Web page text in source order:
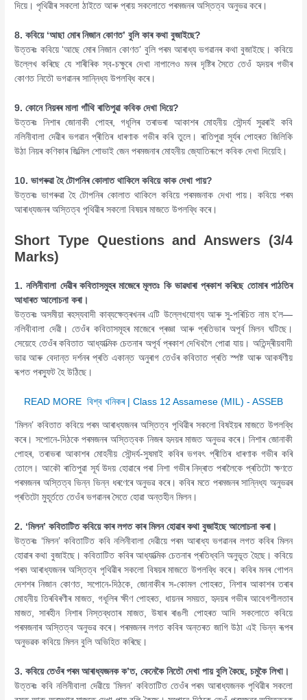
দিয়ে। পৃথিৱীৰ সকলো ঠাইতে আৰু প্ৰায় সকলোতে পৰমজনৰ অস্তিত্ব অনুভৱ কৰে।
8. কবিয়ে ‘আছা মোৰ নিজান কোণত’ বুলি কাৰ কথা বুজাইছে?
উত্তৰঃ কবিয়ে ‘আছে মোৰ নিজান কোণত’ বুলি পৰম আৰাধ্য ভগৱানৰ কথা বুজাইছে। কবিয়ে
উল্লেখ কৰিছে যে শাৰীৰিক স্ব-চক্ষুৰে দেখা নাপালেও মনৰ দৃষ্টিৰ সৈতে তেওঁ হৃদয়ৰ গভীৰ
কোণত নিতৌ ভগৱানৰ সান্নিধ্য উপলব্ধি কৰে।
9. কোনে নিয়ৰৰ মালা গাঁথি ৰাতিপুৱা কবিক দেখা দিয়ে?
উত্তৰঃ নিশাৰ জোনাকী পোহৰ, গধূলিৰ তৰাভৰা আকাশৰ মোহনীয় সৌন্দৰ্য সুৱৰাই কবি
নলিনীবালা দেৱীৰ ভগৱান প্ৰীতিৰ ধাৰণাক গভীৰ কৰি তুলে। ৰাতিপুৱা সূৰ্যৰ পোহৰত জিলিকি
উঠা নিয়ৰ কণিকাৰ জিল্মিল শোভাই জেন পৰমজনাৰ মোহনীয় জ্যোতিৰূপে কবিক দেখা দিয়েহি।
10. ভাগৰুৱা হৈ টোপনিৰ কোলাত থাকিলে কবিয়ে কাক দেখা পায়?
উত্তৰঃ ভাগৰুৱা হৈ টোপনিৰ কোলাত থাকিলে কবিয়ে পৰমজনাক দেখা পায়। কবিয়ে পৰম
আৰাধ্যজনৰ অস্তিত্ব পৃথিৱীৰ সকলো বিষয়ৰ মাজতে উপলব্ধি কৰে।
Short Type Questions and Answers (3/4
Marks)
1. নলিনীবালা দেৱীৰ কবিতাসমুহৰ মাজেৰে মূলতঃ কি ভাৱধাৰা প্ৰকাশ কৰিছে তোমাৰ পাঠতিৰ
আধাৰত আলোচনা কৰা।
উত্তৰঃ অসমীয়া ৰহস্যবাদী কাব্যক্ষেত্ৰখনৰ এটি উল্লেখযোগ্য আৰু সু-পৰিচিত নাম হ’ল—
নলিবীবালা দেৱী। তেওঁৰ কবিতাসমূহৰ মাজেৰে প্ৰজ্ঞা আৰু প্ৰতিভাৰ অপূৰ্ব মিলন ঘটিছে।
সেয়েহে তেওঁৰ কবিতাত আধ্যাত্মিক চেতনাৰ অপূৰ্ব প্ৰকাশ দেখিবলৈ পোৱা যায়। অতিন্দ্ৰীয়বাদী
ভাৱ আৰু বেদান্ত দৰ্শনৰ প্ৰতি একান্ত অনুৰাগ তেওঁৰ কবিতাত প্ৰতি স্পষ্ট আৰু আকৰ্ষণীয়
ৰূপত পৰস্ফুট হৈ উঠিছে।
READ MORE বিশ্ব খনিকৰ | Class 12 Assamese (MIL) - ASSEB
‘মিলন’ কবিতাত কবিয়ে পৰম আৰাধ্যজনৰ অস্তিত্ব পৃথিৱীৰ সকলো বিষইয়ৰ মাজতে উপলব্ধি
কৰে। সপোনে-দিঠকে পৰমজনৰ অস্তিত্বক নিজৰ হৃদয়ৰ মাজত অনুভৱ কৰে। নিশাৰ জোনাকী
পোহৰ, তৰাভৰা আকাশৰ মোহনীয় সৌন্দৰ্য-সুষমাই কবিৰ ভগবৎ প্ৰীতিৰ ধাৰণাক গভীৰ কৰি
তোলে। আকৌ ৰাতিপুৱা সূৰ্য উদয় হোৱাৰে পৰা নিশা গভীৰ নিদ্ৰাত পৰালৈকে প্ৰতিটো ক্ষণতে
পৰমজনৰ অস্তিত্ব ভিন্ন ভিন্ন ধৰণেৰে অনুভৱ কৰে। কবিৰ মতে পৰমজনৰ সান্নিধ্য অনুভৱৰ
প্ৰতিটো মুহূৰ্ততে তেওঁৰ ভগৱানৰ সৈতে হোৱা অন্তহীন মিলন।
2. ‘মিলন’ কবিতাটিত কবিয়ে কাৰ লগত কাৰ মিলন হোৱাৰ কথা বুজাইছে আলোচনা কৰা।
উত্তৰঃ ‘মিলন’ কবিতাটিত কবি নলিনীবালা দেৱীয়ে পৰম আৰাধ্য ভগৱানৰ লগত কবিৰ মিলন
হোৱাৰ কথা বুজাইছে। কবিতাটিত কবিৰ আধ্যাত্মিক চেতনাৰ প্ৰতিধ্বনি অনুভূত হৈছে। কবিয়ে
পৰম আৰাধ্যজনৰ অস্তিত্ব পৃথিৱীৰ সকলো বিষয়ৰ মাজতে উপলব্ধি কৰে। কবিৰ মনৰ গোপন
দেশশৰ নিজান কোণত, সপোনে-দিঠকে, জোনাকীৰ স-কোমল পোহৰত, নিশাৰ আকাশৰ তৰাৰ
মোহনীয় তিৰবিৰণীৰ মাজত, গধূলিৰ ক্ষীণ পোহৰত, ধায়নৰ সময়ত, হৃদয়ৰ গভীৰ আবেগশীলতাৰ
মাজত, সাৰহীন নিশাৰ নিস্তব্ধতাৰ মাজত, উষাৰ ৰাঙলী পোহৰত আদি সকলোতে কবিয়ে
পৰমজনাৰ অস্তিত্ব অনুভৱ কৰে। পৰমজনৰ লগত কবিৰ অন্তৰত জাগি উঠা এই ভিন্ন ৰূপৰ
অনুভৱক কবিয়ে মিলন বুলি অভিহিত কৰিছে।
3. কবিয়ে তেওঁৰ পৰম আৰাধ্যজনক ক’ত, কেনেকৈ নিতৌ দেখা পায় বুলি কৈছে, চমুকৈ লিখা।
উত্তৰঃ কবি নলিনীবালা দেৱীয়ে ‘মিলন’ কবিতাটিত তেওঁৰ পৰম আৰাধ্যজনক পৃথিৱীৰ সকলো